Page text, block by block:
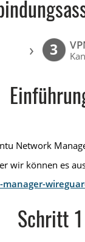
› 3
Network
wir können es
Schritt 1